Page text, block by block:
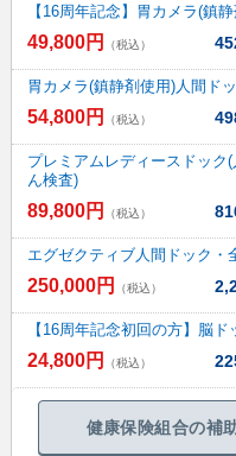
【16周年記念】胃カメラ(鎮
49,800円 （税込）
胃カメラ(鎮静剤使用)人間ド
54,800円 （税込）
プレミアムレディースドッ
ん検査)
89,800円 （税込）
エグゼクティブ人間ドック・
250,000円 （税込）
【16周年記念初回の方】脳
24,800円 （税込）
健康保険組合の補